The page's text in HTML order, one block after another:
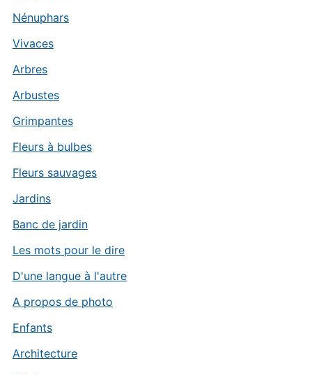
Nénuphars
Vivaces
Arbres
Arbustes
Grimpantes
Fleurs à bulbes
Fleurs sauvages
Jardins
Banc de jardin
Les mots pour le dire
D'une langue à l'autre
A propos de photo
Enfants
Architecture